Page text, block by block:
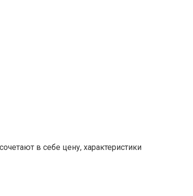
в себе цену, характеристики